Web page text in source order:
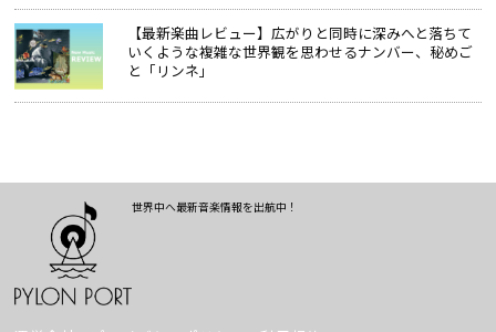
【最新楽曲レビュー】広がりと同時に深みへと落ちて
いくような複雑な世界観を思わせるナンバー、秘めご
と「リンネ」
世界中へ最新音楽情報を出航中！